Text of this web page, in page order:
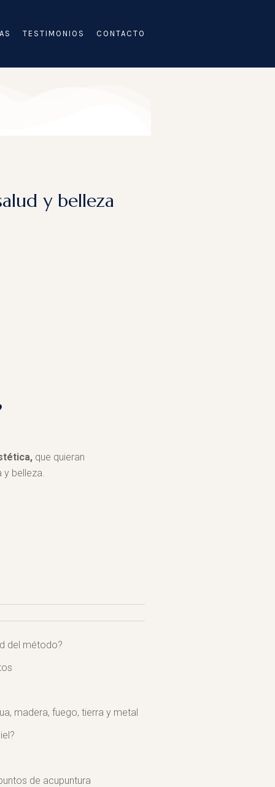
TESTIMONIOS CONTACTO
y belleza
que quieran
y belleza.
del método?
madera, fuego, tierra y metal
de acupuntura